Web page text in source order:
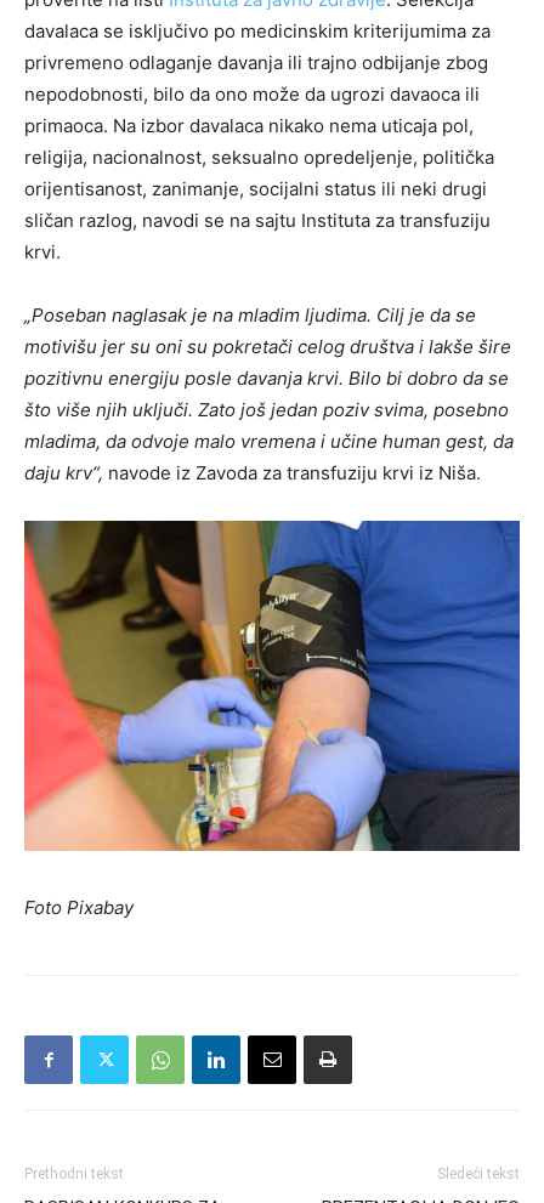
davalaca se isključivo po medicinskim kriterijumima za
privremeno odlaganje davanja ili trajno odbijanje zbog
nepodobnosti, bilo da ono može da ugrozi davaoca ili
primaoca. Na izbor davalaca nikako nema uticaja pol,
religija, nacionalnost, seksualno opredeljenje, politička
orijentisanost, zanimanje, socijalni status ili neki drugi
sličan razlog, navodi se na sajtu Instituta za transfuziju
krvi.
„Poseban naglasak je na mladim ljudima. Cilj je da se
motivišu jer su oni su pokretači celog društva i lakše šire
pozitivnu energiju posle davanja krvi. Bilo bi dobro da se
što više njih uključi. Zato još jedan poziv svima, posebno
mladima, da odvoje malo vremena i učine human gest, da
daju krv“, navode iz Zavoda za transfuziju krvi iz Niša.
Foto Pixabay
Prethodni tekst Sledeći tekst